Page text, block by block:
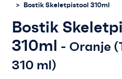
Offerte
Bostik Skeletpistool 310ml
Bostik
310ml - Oranje
310 ml)